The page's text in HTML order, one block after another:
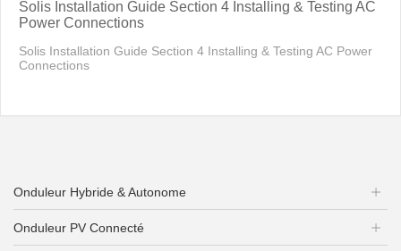
Solis Installation Guide Section 4 Installing & Testing AC
Power Connections
Solis Installation Guide Section 4 Installing & Testing AC Power
Connections
Onduleur Hybride & Autonome
Onduleur PV Connecté